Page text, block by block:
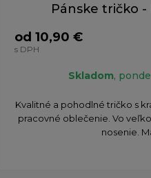
Pánske tričko -
od 10,90 €
s DPH
Skladom,
Kvalitné a pohodlné tričko s
pracovné oblečenie. Vo
nosenie.